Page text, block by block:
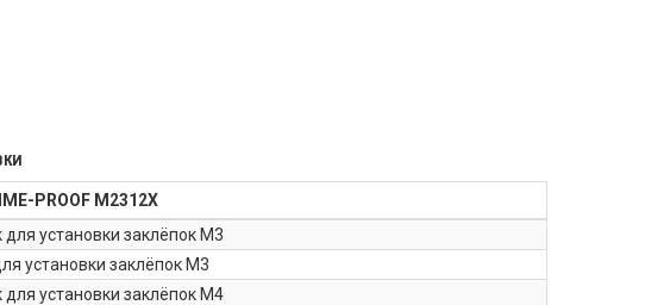
PROOF M2312X
установки заклёпок М3
установки заклёпок М3
установки заклёпок М4